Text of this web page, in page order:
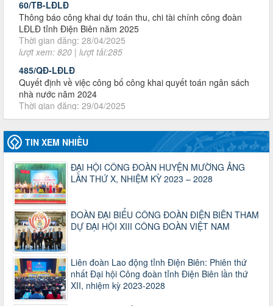
Thời gian đăng: 28/04/2025
lượt xem: 820 | lượt tải:285
485/QĐ-LĐLĐ
Quyết định về việc công bố công khai quyết toán ngân sách
nhà nước năm 2024
Thời gian đăng: 29/04/2025
lượt xem: 917 | lượt tải:254
2930/TLĐ-TC
Công văn số 2930/TLĐ-TC, ngày 31/12/2024 của Tổng
LĐLĐ Việt Nam về việc quy định tỷ lệ phân phối tự động
KPCĐ 2% qua tài khoản Công đoàn Việt Nam về các cấp
Công đoàn năm 2025
Thời gian đăng: 06/01/2025
lượt xem: 1067 | lượt tải:437
47-TTCĐ/BTGTU
Thông tin chuyên đề: Một số nôi dung về sắp xếp tổ chức bộ
máy của hệ thống chính trị tinh gọn, hoạt động hiệu lực, hiệu
quả
Thời gian đăng: 25/12/2024
lượt xem: 1225 | lượt tải:339
37/HD-TLĐ
Hướng dẫn Công đoàn với việc tổ chức và hoạt động của
Ban Thanh tra Nhân dân
TIN XEM NHIỀU
ĐẠI HỘI CÔNG ĐOÀN HUYỆN MƯỜNG ẢNG
LẦN THỨ X, NHIỆM KỲ 2023 – 2028
ĐOÀN ĐẠI BIỂU CÔNG ĐOÀN ĐIỆN BIÊN THAM
DỰ ĐẠI HỘI XIII CÔNG ĐOÀN VIỆT NAM
Liên đoàn Lao động tỉnh Điện Biên: Phiên thứ
nhất Đại hội Công đoàn tỉnh Điện Biên lần thứ
XII, nhiệm kỳ 2023-2028